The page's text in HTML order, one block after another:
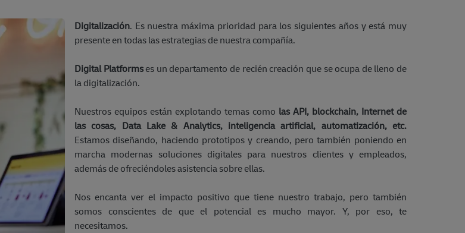
Digitalización. Es nuestra máxima prioridad para los siguientes años y está muy
presente en todas las estrategias de nuestra compañía.
Digital Platformses un departamento de recién creación que se ocupa de lleno de
la digitalización.
Nuestros equipos están explotando temas como las API, blockchain, Internet de
las cosas, Data Lake & Analytics, inteligencia artificial, automatización, etc.
Estamos diseñando, haciendo prototipos y creando, pero también poniendo en
marcha modernas soluciones digitales para nuestros clientes y empleados,
además de ofreciéndoles asistencia sobre ellas.
Nos encanta ver el impacto positivo que tiene nuestro trabajo, pero también
somos conscientes de que el potencial es mucho mayor. Y, por eso, te
necesitamos.